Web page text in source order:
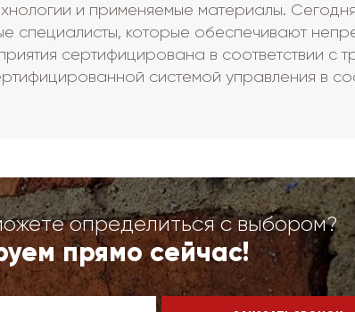
и применяемые материалы.
которые обеспечивают
сертифицирована в соответствии с
системой управления в
определиться с выбором?
прямо сейчас!